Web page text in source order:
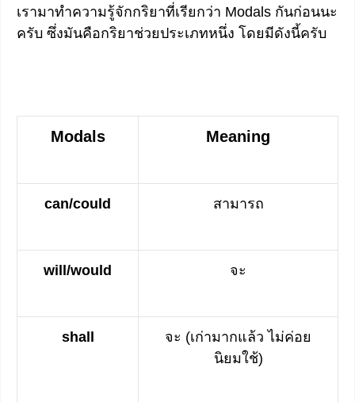
เรามาทำความรู้จักกริยาที่เรียกว่า Modals กันก่อนนะ
ครับ ซึ่งมันคือกริยาช่วยประเภทหนึ่ง โดยมีดังนี้ครับ
Modals Meaning
can/could สามารถ
will/would จะ
shall
จะ (เก่ามากแล้ว ไม่ค่อย
นิยมใช้)